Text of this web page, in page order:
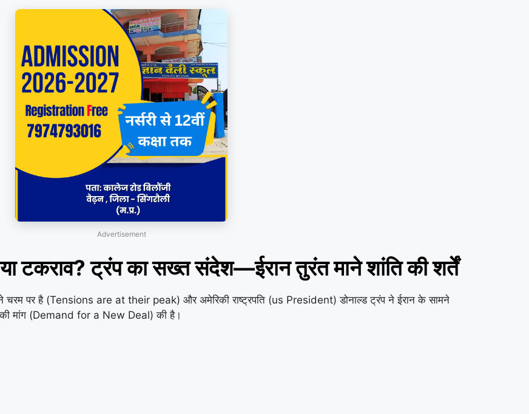
Advertisement
ट्रंप का सख्त संदेश—ईरान तुरंत माने शांति की शर्तें
चरम पर है (Tensions are at their peak) और अमेरिकी राष्ट्रपति (us President) डोनाल्ड ट्रंप ने ईरान के सामने
मांग (Demand for a New Deal) की है।